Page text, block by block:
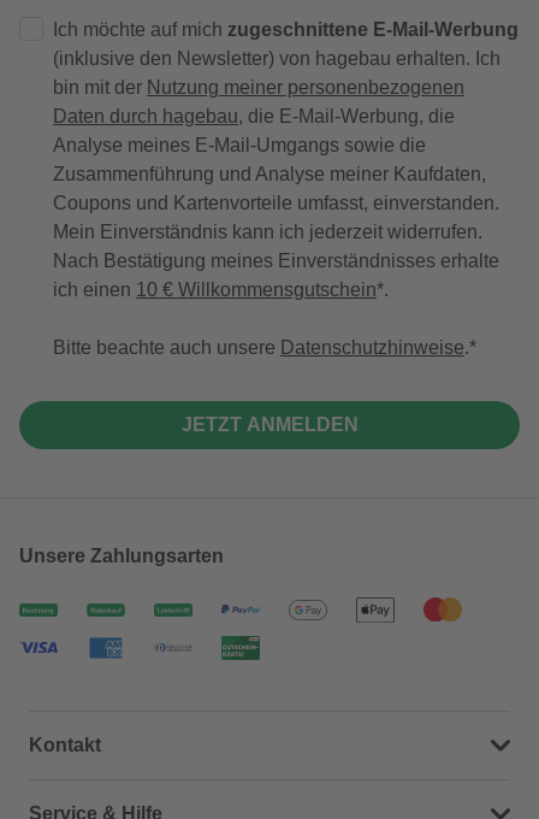
Ich möchte auf mich zugeschnittene E-Mail-Werbung
(inklusive den Newsletter) von hagebau erhalten. Ich
bin mit der Nutzung meiner personenbezogenen
Daten durch hagebau, die E-Mail-Werbung, die
Analyse meines E-Mail-Umgangs sowie die
Zusammenführung und Analyse meiner Kaufdaten,
Coupons und Kartenvorteile umfasst, einverstanden.
Mein Einverständnis kann ich jederzeit widerrufen.
Nach Bestätigung meines Einverständnisses erhalte
ich einen 10 € Willkommensgutschein*.
Bitte beachte auch unsere Datenschutzhinweise.
JETZT ANMELDEN
Unsere Zahlungsarten
Kontakt
Dein Kontakt zu uns
Service & Hilfe